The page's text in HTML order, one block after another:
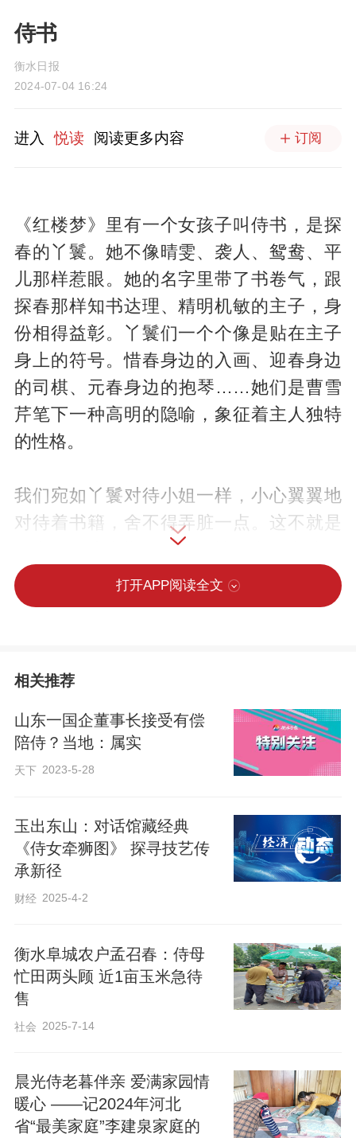
侍书
衡水日报
2024-07-04 16:24
进入 悦读 阅读更多内容 订阅
《红楼梦》里有一个女孩子叫侍书，是探
春的丫鬟。她不像晴雯、袭人、鸳鸯、平
儿那样惹眼。她的名字里带了书卷气，跟
探春那样知书达理、精明机敏的主子，身
份相得益彰。丫鬟们一个个像是贴在主子
身上的符号。惜春身边的入画、迎春身边
的司棋、元春身边的抱琴……她们是曹雪
芹笔下一种高明的隐喻，象征着主人独特
的性格。
我们宛如丫鬟对待小姐一样，小心翼翼地
对待着书籍，舍不得弄脏一点。这不就是
侍书吗？这殷勤的服侍，让人觉得书籍是
至高无上的主人。他们是作家的心血，也
是读者的明灯。一路指引着我们走出人生
我的书分为三类：最下面的是本地作者的
书（有本市的也有本省的）。一般是作者
送的多，这样的书接地气，也实用。之所
是，国内作家的，有经典名著也有一时大
卖的书。最上面一层，是国外作家的，之
所以放在上面，不是比国内高级，是因为
平常很少看，所以束之高阁，也有“装门
年孤独》《静静的顿河》这一类，我是削
尖了脑袋去读的，读得脑仁疼。
读自己喜欢的书，如拜见一位师友。读适
我记得小时候，妈妈经常讲一些红色故
打开APP阅读全文
相关推荐
山东一国企董事长接受有偿
陪侍？当地：属实
天下 2023-5-28
玉出东山：对话馆藏经典
《侍女牵狮图》 探寻技艺传
承新径
财经 2025-4-2
衡水阜城农户孟召春：侍母
忙田两头顾 近1亩玉米急待
售
社会 2025-7-14
晨光侍老暮伴亲 爱满家园情
暖心 ——记2024年河北
省“最美家庭”李建泉家庭的